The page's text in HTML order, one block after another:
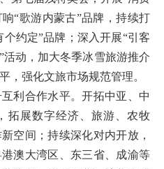
“歌游内蒙古”品牌，持续打
约定”品牌；深入开展“引客
活动，加大冬季冰雪旅游推介
，强化文旅市场规范管理。
合作水平。开拓中亚、中
拓展数字经济、旅游、农牧
空间；持续深化对内开放，
澳大湾区、东三省、成渝等